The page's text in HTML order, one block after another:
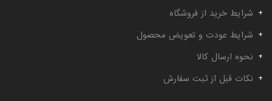
شرایط خرید از فروشگاه
شرایط عودت و تعویض محصول
نحوه ارسال کالا
نکات قبل از ثبت سفارش